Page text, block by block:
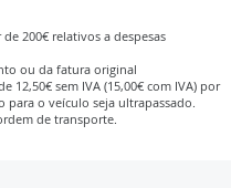
200€ relativos a despesas
ou da fatura original
12,50€ sem IVA (15,00€ com IVA) por
para o veículo seja ultrapassado.
de transporte.